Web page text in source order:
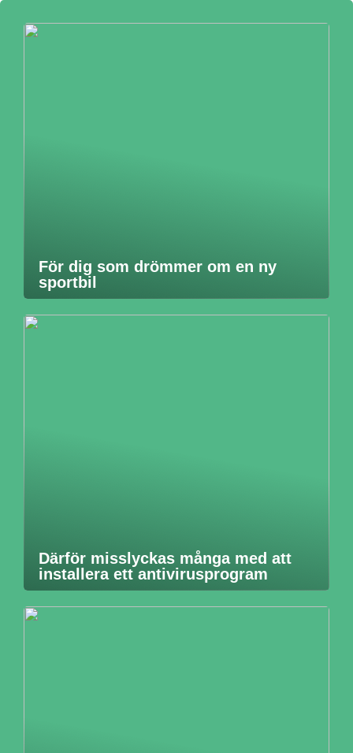
För dig som drömmer om en ny
sportbil
Därför misslyckas många med att
installera ett antivirusprogram